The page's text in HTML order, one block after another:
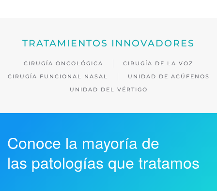
TRATAMIENTOS INNOVADORES
CIRUGÍA ONCOLÓGICA
CIRUGÍA DE LA VOZ
CIRUGÍA FUNCIONAL NASAL
UNIDAD DE ACÚFENOS
UNIDAD DEL VÉRTIGO
Conoce la mayoría de
las patologías que tratamos